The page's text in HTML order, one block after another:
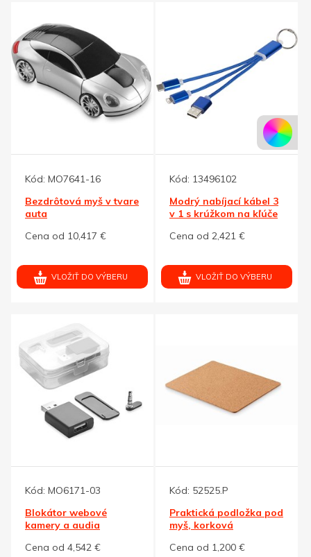
Kód: MO7641-16
Bezdrôtová myš v tvare
auta
Cena od 10,417 €
VLOŽIŤ DO VÝBERU
Kód: 13496102
Modrý nabíjací kábel 3
v 1 s krúžkom na kľúče
Cena od 2,421 €
VLOŽIŤ DO VÝBERU
Kód: MO6171-03
Blokátor webové
kamery a audia
Cena od 4,542 €
Kód: 52525.P
Praktická podložka pod
myš, korková
Cena od 1,200 €